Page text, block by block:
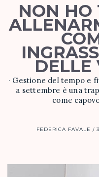
NON HO
DELLE
· Gestione del tempo e
a settembre è una
come
FEDERICA FAVALE